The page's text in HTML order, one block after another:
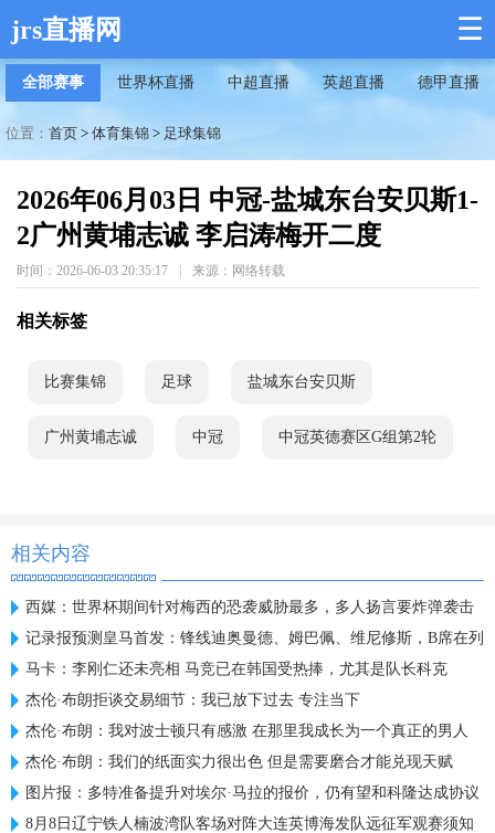
jrs直播网 ☰
全部赛事 世界杯直播 中超直播 英超直播 德甲直播
位置： 首页 > 体育集锦 > 足球集锦
2026年06月03日 中冠-盐城东台安贝斯1-
2广州黄埔志诚 李启涛梅开二度
时间：2026-06-03 20:35:17 来源：网络转载
相关标签
比赛集锦 足球 盐城东台安贝斯
广州黄埔志诚 中冠 中冠英德赛区G组第2轮
相关内容
西媒：世界杯期间针对梅西的恐袭威胁最多，多人扬言要炸弹袭击
记录报预测皇马首发：锋线迪奥曼德、姆巴佩、维尼修斯，B席在列
马卡：李刚仁还未亮相 马竞已在韩国受热捧，尤其是队长科克
杰伦·布朗拒谈交易细节：我已放下过去 专注当下
杰伦·布朗：我对波士顿只有感激 在那里我成长为一个真正的男人
杰伦·布朗：我们的纸面实力很出色 但是需要磨合才能兑现天赋
图片报：多特准备提升对埃尔·马拉的报价，仍有望和科隆达成协议
8月8日辽宁铁人楠波湾队客场对阵大连英博海发队远征军观赛须知